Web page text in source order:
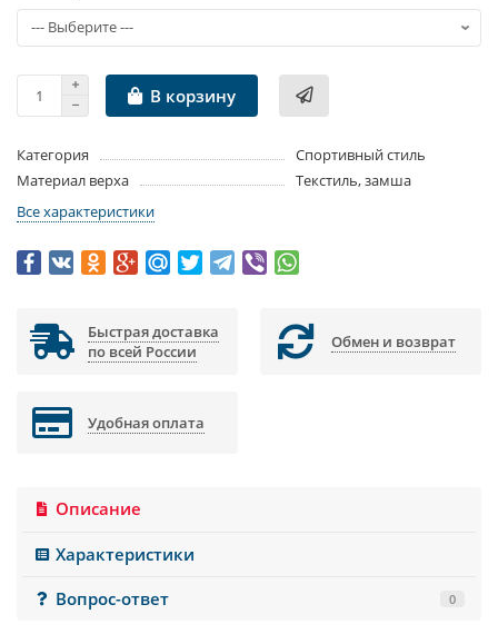
В корзину
Категория
Спортивный стиль
Материал верха
Текстиль, замша
Все характеристики
Быстрая доставка
по всей России
Обмен и возврат
Удобная оплата
Описание
Характеристики
Вопрос-ответ
0